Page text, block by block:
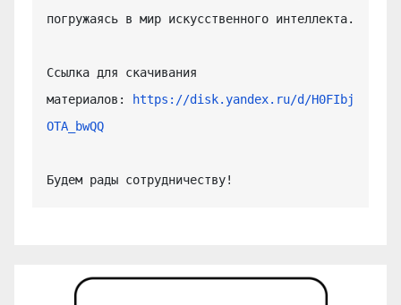
погружаясь в мир искусственного интеллекта.
Ссылка для скачивания
материалов:
https://disk.yandex.ru/d/H0FIbj
OTA_bwQQ
Будем рады сотрудничеству!